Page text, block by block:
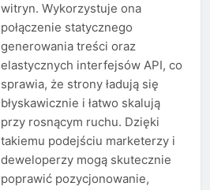
witryn. Wykorzystuje ona
połączenie statycznego
generowania treści oraz
elastycznych interfejsów API, co
sprawia, że strony ładują się
błyskawicznie i łatwo skalują
przy rosnącym ruchu. Dzięki
takiemu podejściu marketerzy i
deweloperzy mogą skutecznie
poprawić pozycjonowanie,